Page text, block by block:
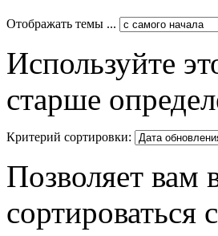
Отображать темы ...
Используйте
старше
Критерий сортировки:
Позволяет вам
сортироваться